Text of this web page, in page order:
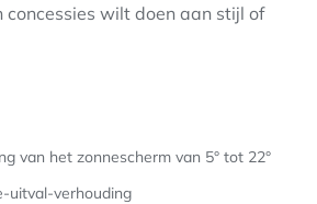
concessies wilt doen aan stijl of
van het zonnescherm van 5° tot 22°
uitval-verhouding